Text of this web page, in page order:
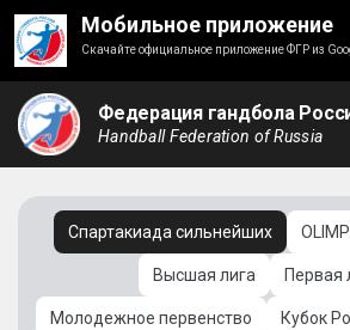
Мобильное приложение
Скачайте официальное приложение ФГР из
Федерация гандбола
Handball Federation of Russia
Спартакиада сильнейших
Высшая лига Первая
Молодежное первенство Кубок